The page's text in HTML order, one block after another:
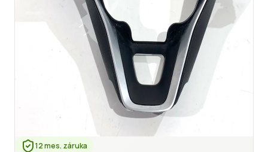
12 mes. záruka